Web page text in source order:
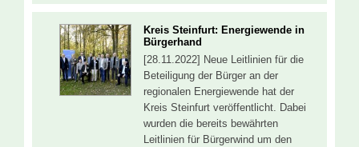
Kreis Steinfurt: Energiewende in
Bürgerhand
[28.11.2022] Neue Leitlinien für die
Beteiligung der Bürger an der
regionalen Energiewende hat der
Kreis Steinfurt veröffentlicht. Dabei
wurden die bereits bewährten
Leitlinien für Bürgerwind um den